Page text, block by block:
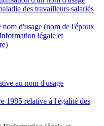
des travailleurs salariés
d'usage (nom de l'époux
légale et
au nom d'usage
1985 relative à l'égalité des